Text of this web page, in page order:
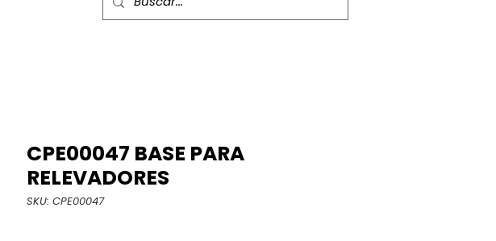
CPE00047 BASE PARA
RELEVADORES
SKU: CPE00047